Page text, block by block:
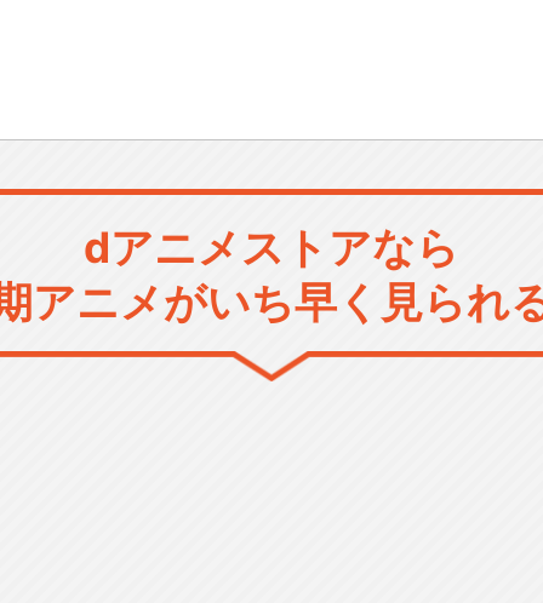
dアニメストアなら
アニメがいち早く見られ